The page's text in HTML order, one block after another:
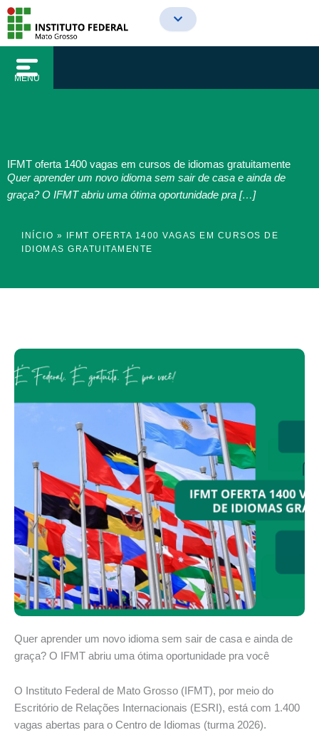
conteúdo
para
conteúdo
MENU
IFMT oferta 1400 vagas em cursos de idiomas gratuitamente
Quer aprender um novo idioma sem sair de casa e ainda de
graça? O IFMT abriu uma ótima oportunidade pra […]
INÍCIO » IFMT OFERTA 1400 VAGAS EM CURSOS DE
IDIOMAS GRATUITAMENTE
Quer aprender um novo idioma sem sair de casa e ainda de
graça? O IFMT abriu uma ótima oportunidade pra você
O Instituto Federal de Mato Grosso (IFMT), por meio do
Escritório de Relações Internacionais (ESRI), está com 1.400
vagas abertas para o Centro de Idiomas (turma 2026).